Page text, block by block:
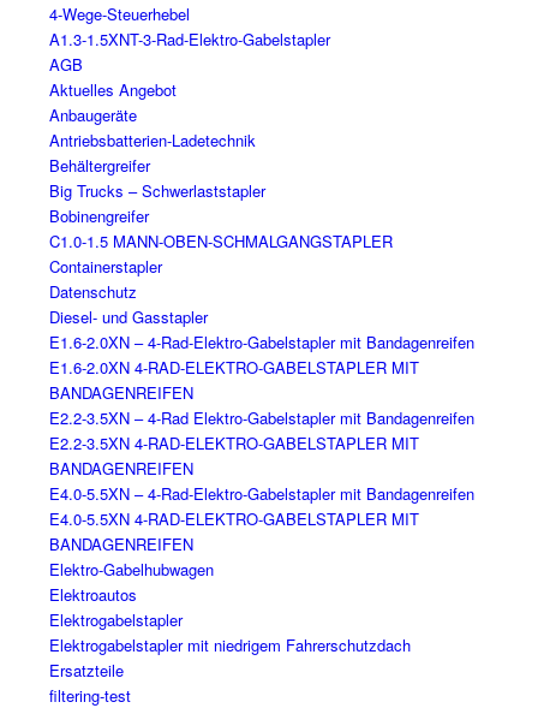
4-Wege-Steuerhebel
A1.3-1.5XNT-3-Rad-Elektro-Gabelstapler
AGB
Aktuelles Angebot
Anbaugeräte
Antriebsbatterien-Ladetechnik
Behältergreifer
Big Trucks – Schwerlaststapler
Bobinengreifer
C1.0-1.5 MANN-OBEN-SCHMALGANGSTAPLER
Containerstapler
Datenschutz
Diesel- und Gasstapler
E1.6-2.0XN – 4-Rad-Elektro-Gabelstapler mit Bandagenreifen
E1.6-2.0XN 4-RAD-ELEKTRO-GABELSTAPLER MIT
BANDAGENREIFEN
E2.2-3.5XN – 4-Rad Elektro-Gabelstapler mit Bandagenreifen
E2.2-3.5XN 4-RAD-ELEKTRO-GABELSTAPLER MIT
BANDAGENREIFEN
E4.0-5.5XN – 4-Rad-Elektro-Gabelstapler mit Bandagenreifen
E4.0-5.5XN 4-RAD-ELEKTRO-GABELSTAPLER MIT
BANDAGENREIFEN
Elektro-Gabelhubwagen
Elektroautos
Elektrogabelstapler
Elektrogabelstapler mit niedrigem Fahrerschutzdach
Ersatzteile
filtering-test